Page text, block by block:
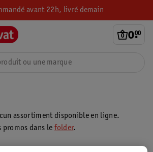
avant 22h, livré demain
0.
00
assortiment disponible en ligne.
promos dans le folder.